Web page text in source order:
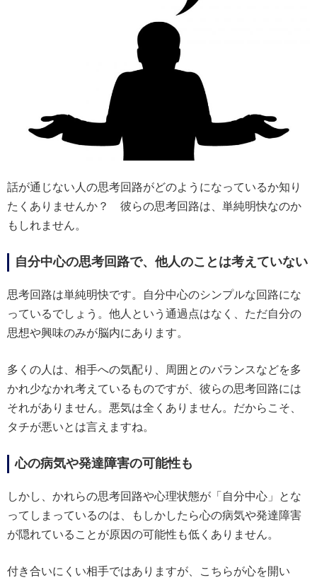
話が通じない人の思考回路がどのようになっているか知り
たくありませんか？ 彼らの思考回路は、単純明快なのか
もしれません。
自分中心の思考回路で、他人のことは考えていない
思考回路は単純明快です。自分中心のシンプルな回路にな
っているでしょう。他人という通過点はなく、ただ自分の
思想や興味のみが脳内にあります。
多くの人は、相手への気配り、周囲とのバランスなどを多
かれ少なかれ考えているものですが、彼らの思考回路には
それがありません。悪気は全くありません。だからこそ、
タチが悪いとは言えますね。
心の病気や発達障害の可能性も
しかし、かれらの思考回路や心理状態が「自分中心」とな
ってしまっているのは、もしかしたら心の病気や発達障害
が隠れていることが原因の可能性も低くありません。
付き合いにくい相手ではありますが、こちらが心を開い